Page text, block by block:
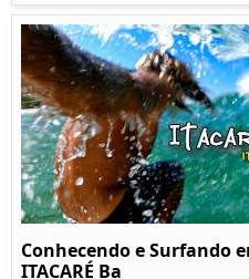
Conhecendo e Surfando
ITACARÉ Ba